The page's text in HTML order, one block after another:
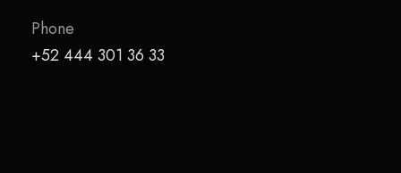
Phone
+52 444 301 36 33